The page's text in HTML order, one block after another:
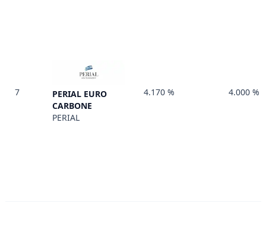
7
PERIAL EURO
CARBONE
PERIAL
4.170 % 4.000 %